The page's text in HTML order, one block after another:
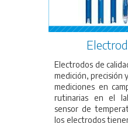
Electrodos de
medición, precisión
mediciones en
rutinarias en el
sensor de
los electrodos